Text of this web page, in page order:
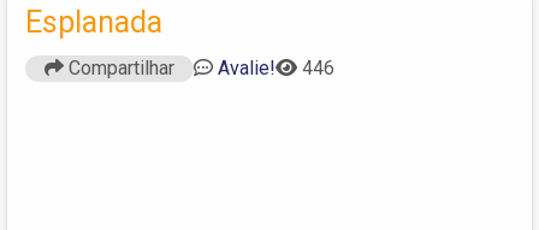
Esplanada
Compartilhar Avalie! 446